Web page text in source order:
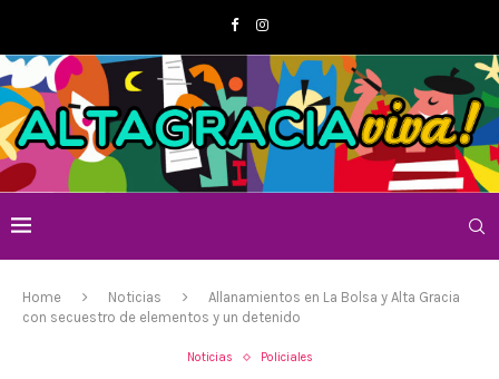
Home Noticias
Allanamientos en La Bolsa y Alta Gracia
con secuestro de elementos y un detenido
Noticias Policiales